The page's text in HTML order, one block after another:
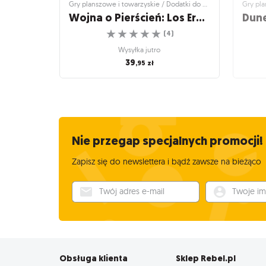
Wojna o Pierścień: Los Ereboru
☆
☆
☆
☆
☆ (4)
Wysyłka jutro
39,95 zł
Jak bardzo Los Ereboru wpłynie na przebieg
Wojny o Pierścień?
☆
☆
☆
☆
Wysyłka jutro
39
Nie przegap specjalnych promocji!
Zapisz się do newslettera i bądź zawsze na bieżąco
Twój adres e-mail Twoje imię
Obsługa klienta Sklep Rebel.pl